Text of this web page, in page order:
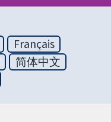
Français
简体中文